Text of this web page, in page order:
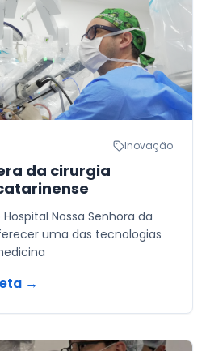
Inovação
da cirurgia
Nossa Senhora da
uma das tecnologias
→